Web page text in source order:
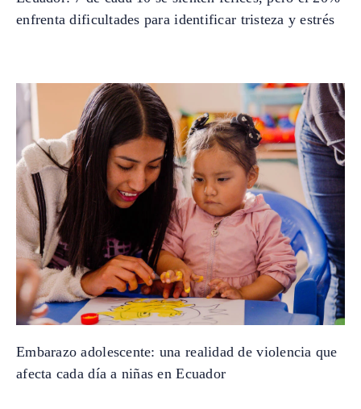
enfrenta dificultades para identificar tristeza y estrés
Embarazo adolescente: una realidad de violencia que
afecta cada día a niñas en Ecuador